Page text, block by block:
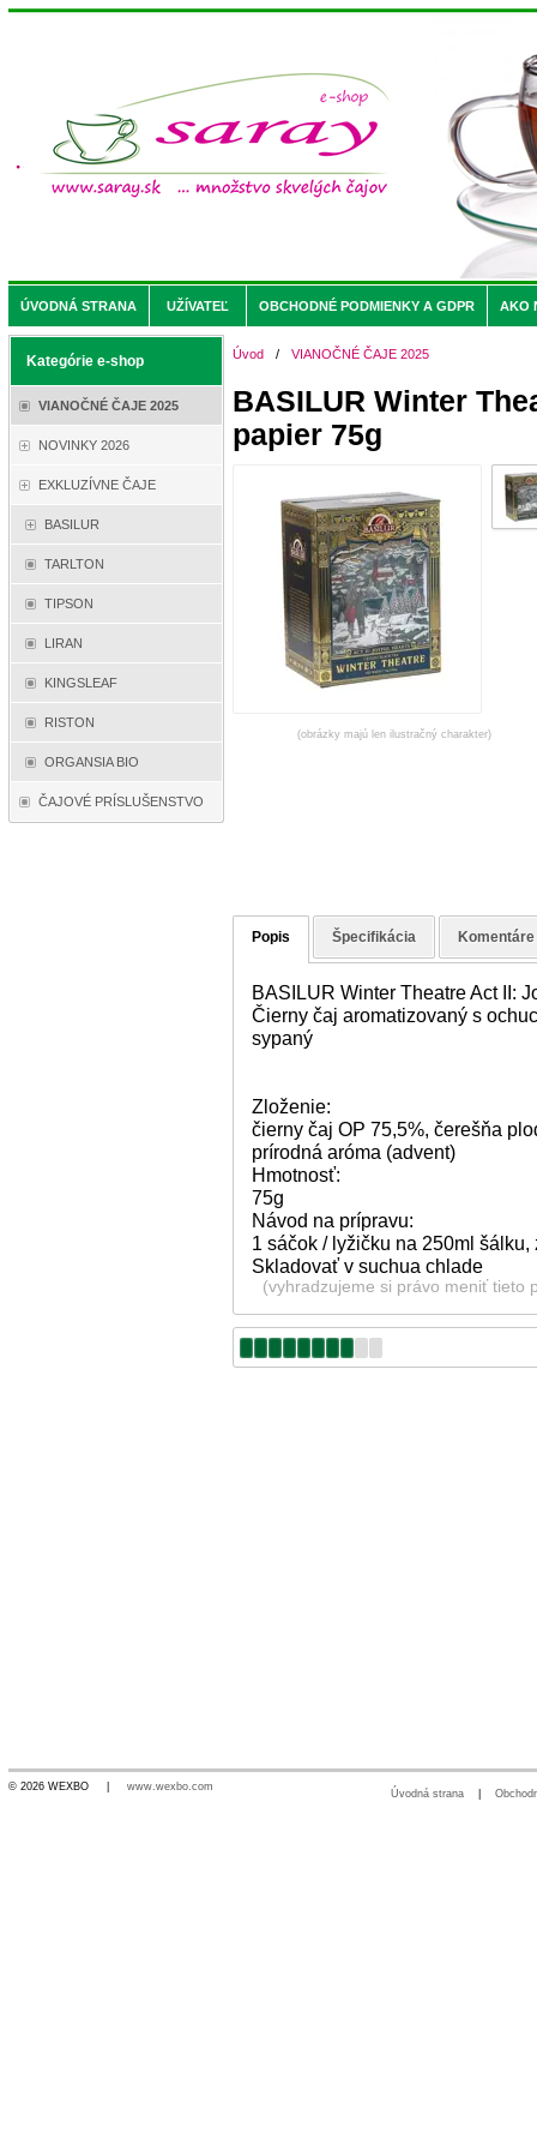
ÚVODNÁ STRANA UŽÍVATEĽ OBCHODNÉ PODMIENKY A GDPR AKO
Kategórie e-shop
VIANOČNÉ ČAJE 2025
NOVINKY 2026
EXKLUZÍVNE ČAJE
BASILUR
TARLTON
TIPSON
LIRAN
KINGSLEAF
RISTON
ORGANSIA BIO
ČAJOVÉ PRÍSLUŠENSTVO
Úvod / VIANOČNÉ ČAJE 2025
BASILUR Winter
papier 75g
(obrázky majú len ilustračný charakter)
Popis Špecifikácia Komentáre
BASILUR Winter Theatre Act II:
Čierny čaj aromatizovaný s
sypaný
Zloženie:
čierny čaj OP 75,5%, čerešňa
prírodná aróma (advent)
Hmotnosť:
75g
Návod na prípravu:
1 sáčok / lyžičku na 250ml
Skladovať v suchua chlade
(vyhradzujeme si právo meniť tieto
© 2026 WEXBO | www.wexbo.com
Úvodná strana